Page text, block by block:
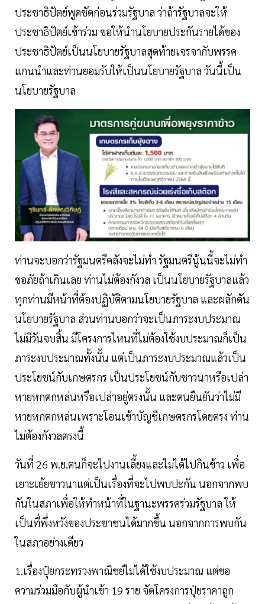
ประชาธิปัตย์พูดชัดก่อนร่วมรัฐบาล ว่าถ้ารัฐบาลจะให้
ประชาธิปัตย์เข้าร่วม ขอให้นำนโยบายประกันรายได้ของ
ประชาธิปัตย์เป็นนโยบายรัฐบาลสุดท้ายเจรจากับพรรค
แกนนำและท่านยอมรับให้เป็นนโยบายรัฐบาล วันนี้เป็น
นโยบายรัฐบาล
ท่านจะบอกว่ารัฐมนตรีคลังจะไม่ทำ รัฐมนตรีนู้นนี้จะไม่ทำ
ขอภัยถ้าเกินเลย ท่านไม่ต้องกังวล เป็นนโยบายรัฐบาลแล้ว
ทุกท่านมีหน้าที่ต้องปฏิบัติตามนโยบายรัฐบาล และผลักดัน
นโยบายรัฐบาล ส่วนท่านบอกว่าจะเป็นภาระงบประมาณ
ไม่มีวันจบสิ้น มีโครงการไหนที่ไม่ต้องใช้งบประมาณก็เป็น
ภาระงบประมาณทั้งนั้น แต่เป็นภาระงบประมาณแล้วเป็น
ประโยชน์กับเกษตรกร เป็นประโยชน์กับชาวนาหรือเปล่า
หายหกตกหล่นหรือเปล่าอยู่ตรงนั้น และตนยืนยันว่าไม่มี
หายหกตกหล่นเพราะโอนเข้าบัญชีเกษตรกรโดยตรง ท่าน
ไม่ต้องกังวลตรงนี้
วันที่ 26 พ.ย.ตนก็จะไปงานเลี้ยงและไม่ได้ไปกินข้าว เพื่อ
เยาะเย้ยชาวนาแต่เป็นเรื่องที่จะไปพบปะกัน นอกจากพบ
กันในสภาเพื่อให้ทำหน้าที่ในฐานะพรรคร่วมรัฐบาล ให้
เป็นที่พึ่งหวังของประชาชนได้มากขึ้น นอกจากการพบกัน
ในสภาอย่างเดียว
1.เรื่องปุ๋ยกระทรวงพาณิชย์ไม่ได้ใช้งบประมาณ แต่ขอ
ความร่วมมือกับผู้นำเข้า 19 ราย จัดโครงการปุ๋ยราคาถูก